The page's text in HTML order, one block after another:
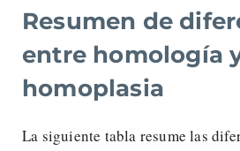
Resumen de
entre homología
homoplasia
La siguiente tabla resume las